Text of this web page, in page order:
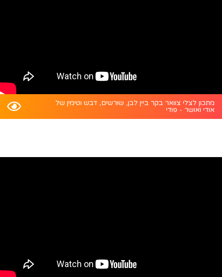
מתכון לצלי צוואר בקר ביין לבן, שורשים, דבש וטימין של
אודי ואושר - פודי